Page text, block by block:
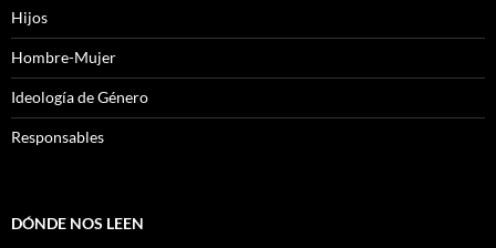
Hijos
Hombre-Mujer
Ideología de Género
Responsables
DÓNDE NOS LEEN